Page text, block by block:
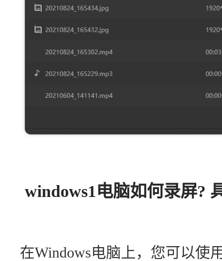
windows1电脑如何录屏?
在Windows电脑上，您可以使